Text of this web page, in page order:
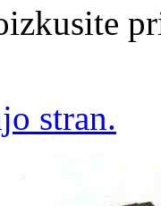
stran.